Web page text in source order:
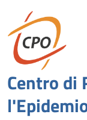
Centro di